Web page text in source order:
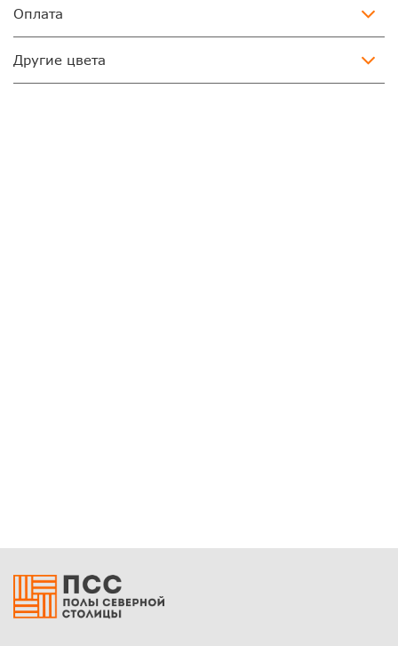
Оплата
Другие цвета